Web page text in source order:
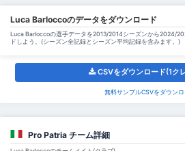
Luca Barloccoのデータをダウンロード
Luca Barloccoの選手データを2013/2014シーズンから2024/
ドしよう。(シーズン全記録とシーズン平均記録を含みます。)
CSVをダウンロード(1ク
無料サンプルCSVをダウン
Pro Patria チーム詳細